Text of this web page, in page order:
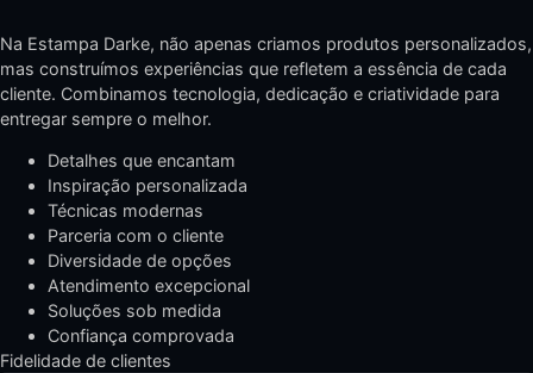
Na Estampa Darke, não apenas criamos produtos personalizados,
mas construímos experiências que refletem a essência de cada
cliente. Combinamos tecnologia, dedicação e criatividade para
entregar sempre o melhor.
Detalhes que encantam
Inspiração personalizada
Técnicas modernas
Parceria com o cliente
Diversidade de opções
Atendimento excepcional
Soluções sob medida
Confiança comprovada
Fidelidade de clientes